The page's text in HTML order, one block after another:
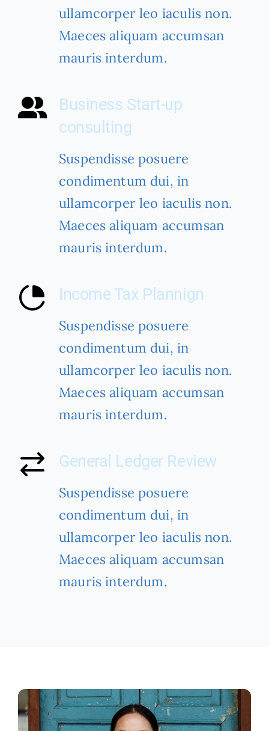
ullamcorper leo iaculis non.
Maeces aliquam accumsan
mauris interdum.
Business Start-up
consulting
Suspendisse posuere
condimentum dui, in
ullamcorper leo iaculis non.
Maeces aliquam accumsan
mauris interdum.
Income Tax Plannign
Suspendisse posuere
condimentum dui, in
ullamcorper leo iaculis non.
Maeces aliquam accumsan
mauris interdum.
General Ledger Review
Suspendisse posuere
condimentum dui, in
ullamcorper leo iaculis non.
Maeces aliquam accumsan
mauris interdum.